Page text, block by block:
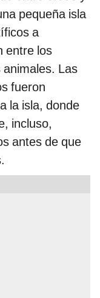
pequeña isla
a
entre los
Las
fueron
la isla, donde
incluso,
antes de que